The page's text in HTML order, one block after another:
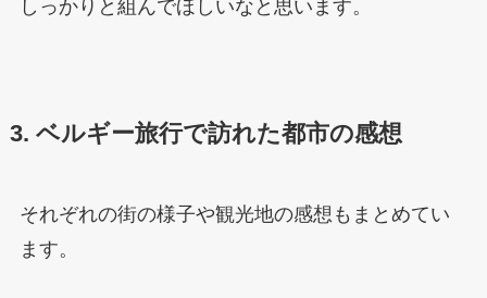
しっかりと組んでほしいなと思います。
3. ベルギー旅行で訪れた都市の感想
それぞれの街の様子や観光地の感想もまとめてい
ます。